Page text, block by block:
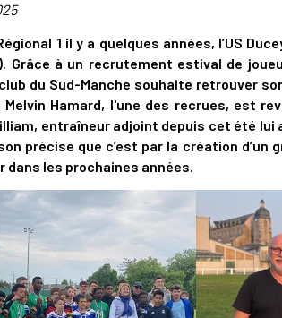
1 il y a quelques années, l’US
Grâce à un recrutement estival de
du Sud-Manche souhaite retrouver
Hamard, l'une des recrues, est
entraîneur adjoint depuis cet été lui
précise que c’est par la création d’un
les prochaines années.